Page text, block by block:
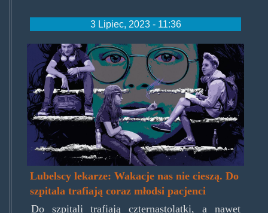
3 Lipiec, 2023 - 11:36
mlodzi-eksperymentujo.jpg
Lubelscy lekarze: Wakacje nas nie cieszą. Do
szpitala trafiają coraz młodsi pacjenci
Do szpitali trafiają czternastolatki, a nawet